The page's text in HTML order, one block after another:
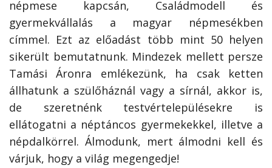
népmese kapcsán, Családmodell és
gyermekvállalás a magyar népmesékben
címmel. Ezt az előadást több mint 50 helyen
sikerült bemutatnunk. Mindezek mellett persze
Tamási Áronra emlékezünk, ha csak ketten
állhatunk a szülőháznál vagy a sírnál, akkor is,
de szeretnénk testvértelepülésekre is
ellátogatni a néptáncos gyermekekkel, illetve a
népdalkörrel. Álmodunk, mert álmodni kell és
várjuk, hogy a világ megengedje!